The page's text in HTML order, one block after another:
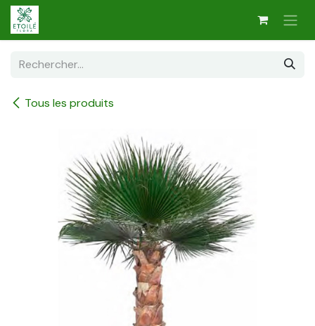
Se rendre au contenu
Tous les produits